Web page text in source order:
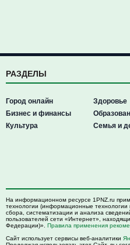
РАЗДЕЛЫ
Город онлайн
Бизнес и финансы
Культура
Здоровье
Семья и
На информационном ресурсе 1PNZ.ru
технологии (информационные
сбора, систематизации и анализа
пользователей сети «Интернет»,
Федерации)». Правила применения
Сайт использует сервисы веб-аналитики